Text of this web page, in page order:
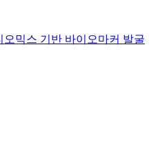
믹스 기반 바이오마커 발굴